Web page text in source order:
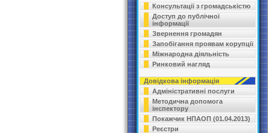
Консультації з громадськістю
Доступ до публічної
інформації
Звернення громадян
Запобігання проявам корупції
Міжнародна діяльність
Ринковий нагляд
Довідкова інформація
Адміністративні послуги
Методична допомога
інспектору
Покажчик НПАОП (01.04.2013)
Реєстри